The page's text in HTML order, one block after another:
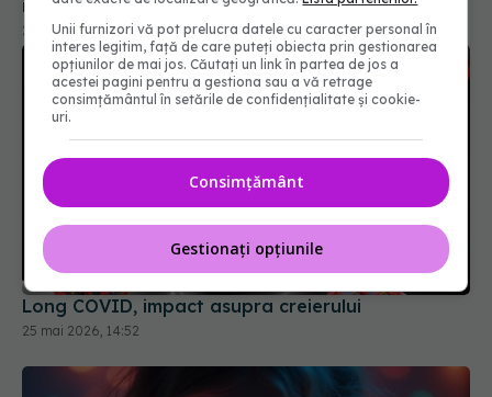
inimii
20 sep 2025, 20:17
Long COVID, impact asupra creierului
25 mai 2026, 14:52
Unii furnizori vă pot prelucra datele cu caracter personal în
interes legitim, față de care puteți obiecta prin gestionarea
opțiunilor de mai jos. Căutați un link în partea de jos a
acestei pagini pentru a gestiona sau a vă retrage
consimțământul în setările de confidențialitate și cookie-
uri.
Consimțământ
Gestionați opțiunile